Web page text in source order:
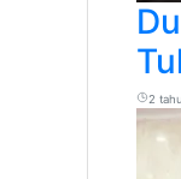
2